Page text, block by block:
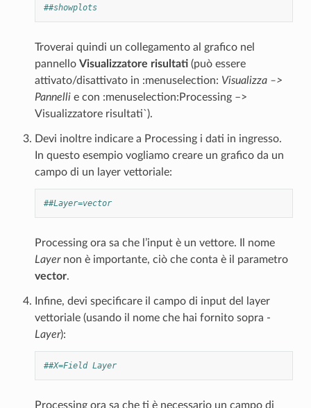
##showplots
Troverai quindi un collegamento al grafico nel
pannello Visualizzatore risultati(può essere
attivato/disattivato in :menuselection: Visualizza –>
Pannellie con :menuselection:Processing –>
Visualizzatore risultati`).
Devi inoltre indicare a Processing i dati in ingresso.
In questo esempio vogliamo creare un grafico da un
campo di un layer vettoriale:
##Layer=vector
Processing ora sa che l’input è un vettore. Il nome
Layernon è importante, ciò che conta è il parametro
vector.
Infine, devi specificare il campo di input del layer
vettoriale (usando il nome che hai fornito sopra -
Layer):
##X=Field Layer
Processing ora sa che ti è necessario un campo di